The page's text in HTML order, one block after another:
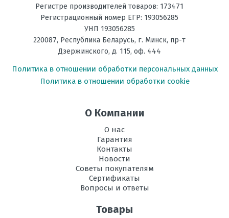
Регистре производителей товаров: 173471
Регистрационный номер ЕГР: 193056285
УНП 193056285
220087, Республика Беларусь, г. Минск, пр-т
Дзержинского, д. 115, оф. 444
Политика в отношении обработки персональных данных
Политика в отношении обработки cookie
О Компании
О нас
Гарантия
Контакты
Новости
Советы покупателям
Сертификаты
Вопросы и ответы
Товары